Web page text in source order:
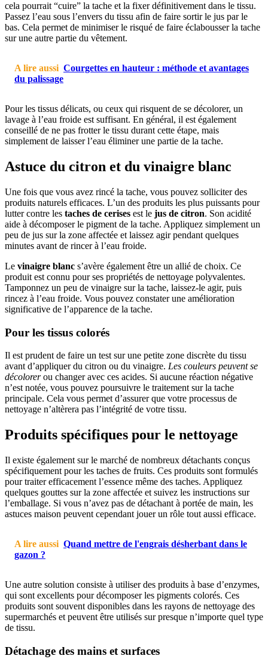
cela pourrait “cuire” la tache et la fixer définitivement dans le tissu.
Passez l’eau sous l’envers du tissu afin de faire sortir le jus par le
bas. Cela permet de minimiser le risqué de faire éclabousser la tache
sur une autre partie du vêtement.
A lire aussi Courgettes en hauteur : méthode et avantages
du palissage
Pour les tissus délicats, ou ceux qui risquent de se décolorer, un
lavage à l’eau froide est suffisant. En général, il est également
conseillé de ne pas frotter le tissu durant cette étape, mais
simplement de laisser l’eau éliminer une partie de la tache.
Astuce du citron et du vinaigre blanc
Une fois que vous avez rincé la tache, vous pouvez solliciter des
produits naturels efficaces. L’un des produits les plus puissants pour
lutter contre les taches de cerises est le jus de citron. Son acidité
aide à décomposer le pigment de la tache. Appliquez simplement un
peu de jus sur la zone affectée et laissez agir pendant quelques
minutes avant de rincer à l’eau froide.
Le vinaigre blanc s’avère également être un allié de choix. Ce
produit est connu pour ses propriétés de nettoyage polyvalentes.
Tamponnez un peu de vinaigre sur la tache, laissez-le agir, puis
rincez à l’eau froide. Vous pouvez constater une amélioration
significative de l’apparence de la tache.
Pour les tissus colorés
Il est prudent de faire un test sur une petite zone discrète du tissu
avant d’appliquer du citron ou du vinaigre. Les couleurs peuvent se
décolorerou changer avec ces acides. Si aucune réaction négative
n’est notée, vous pouvez poursuivre le traitement sur la tache
principale. Cela vous permet d’assurer que votre processus de
nettoyage n’altèrera pas l’intégrité de votre tissu.
Produits spécifiques pour le nettoyage
Il existe également sur le marché de nombreux détachants conçus
spécifiquement pour les taches de fruits. Ces produits sont formulés
pour traiter efficacement l’essence même des taches. Appliquez
quelques gouttes sur la zone affectée et suivez les instructions sur
l’emballage. Si vous n’avez pas de détachant à portée de main, les
astuces maison peuvent cependant jouer un rôle tout aussi efficace.
A lire aussi Quand mettre de l'engrais désherbant dans le
gazon ?
Une autre solution consiste à utiliser des produits à base d’enzymes,
qui sont excellents pour décomposer les pigments colorés. Ces
produits sont souvent disponibles dans les rayons de nettoyage des
supermarchés et peuvent être utilisés sur presque n’importe quel type
de tissu.
Détachage des mains et surfaces